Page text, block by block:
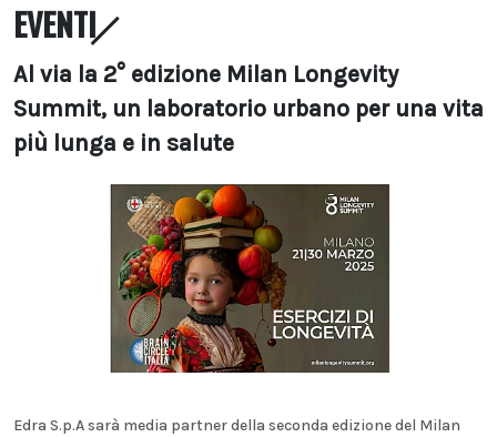
EVENTI
Al via la 2° edizione Milan Longevity
Summit, un laboratorio urbano per una vita
più lunga e in salute
Edra S.p.A sarà media partner della seconda edizione del Milan